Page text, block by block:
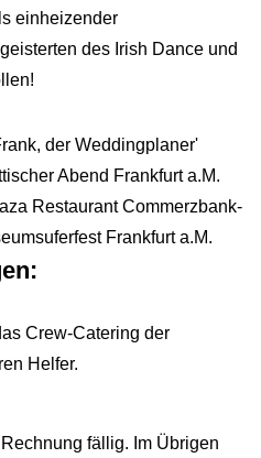
Events
Werbung
uns
/ Anfrage
einheizender
des Irish Dance und
der Weddingplaner'
Abend Frankfurt a.M.
Restaurant Commerzbank-
Frankfurt a.M.
Crew-Catering der
Helfer.
fällig. Im Übrigen